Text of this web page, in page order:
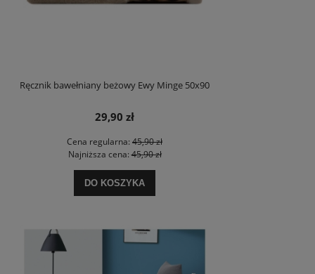
Ręcznik bawełniany beżowy Ewy Minge 50x90
29,90 zł
Cena regularna: 45,90 zł
Najniższa cena:45,90 zł
DO KOSZYKA